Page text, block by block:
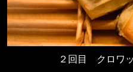
２回目 クロワ